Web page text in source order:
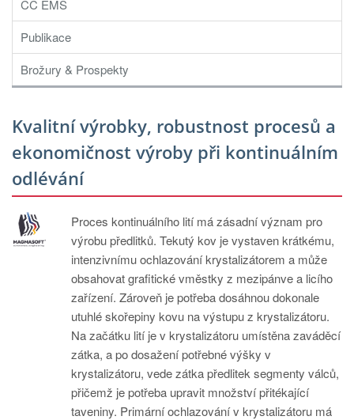
PT
MAGMA Türkiye
EN
MAGMA China
MAGMA India
EN
MAGMA Korea
CC EMS
Publikace
Brožury & Prospekty
Kvalitní výrobky, robustnost procesů a
ekonomičnost výroby při kontinuálním
odlévání
Proces kontinuálního lití má zásadní význam pro
výrobu předlitků. Tekutý kov je vystaven krátkému,
intenzivnímu ochlazování krystalizátorem a může
obsahovat grafitické vměstky z mezipánve a licího
zařízení. Zároveň je potřeba dosáhnou dokonale
utuhlé skořepiny kovu na výstupu z krystalizátoru.
Na začátku lití je v krystalizátoru umístěna zaváděcí
zátka, a po dosažení potřebné výšky v
krystalizátoru, vede zátka předlitek segmenty válců,
přičemž je potřeba upravit množství přitékající
taveniny. Primární ochlazování v krystalizátoru má